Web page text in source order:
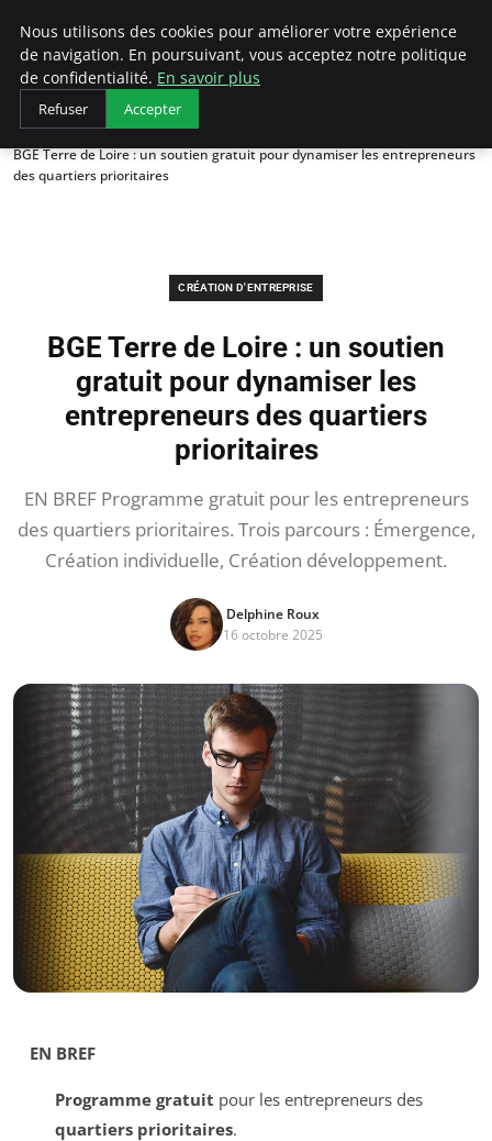
LECFCM
Accueil
Création d'entreprise
BGE Terre de Loire : un soutien gratuit pour dynamiser les entrepreneurs
des quartiers prioritaires
CRÉATION D'ENTREPRISE
BGE Terre de Loire : un soutien
gratuit pour dynamiser les
entrepreneurs des quartiers
prioritaires
EN BREF Programme gratuit pour les entrepreneurs
des quartiers prioritaires. Trois parcours : Émergence,
Création individuelle, Création développement.
Delphine Roux
16 octobre 2025
EN BREF
Programme gratuit pour les entrepreneurs des
quartiers prioritaires.
Nous utilisons des cookies pour améliorer votre expérience
de navigation. En poursuivant, vous acceptez notre politique
de confidentialité. En savoir plus
Refuser Accepter